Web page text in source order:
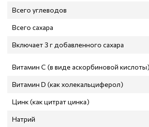
Всего углеводов
Всего сахара
Включает 3 г добавленного сахара
Витамин С (в виде аскорбиновой кислоты)
Витамин D (как холекальциферол)
Цинк (как цитрат цинка)
Натрий